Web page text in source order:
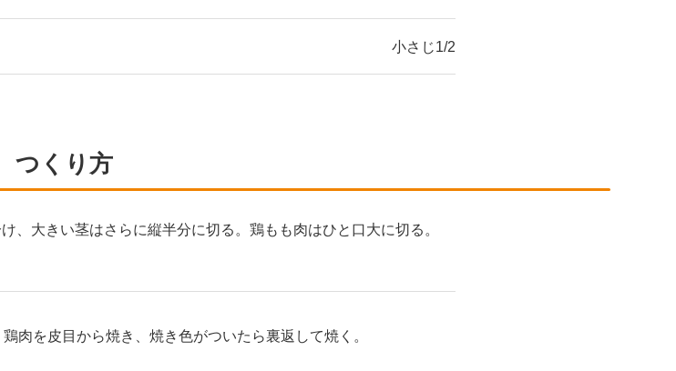
小さじ1/2
つくり方
、大きい茎はさらに縦半分に切る。鶏もも肉はひと口大に切る。
肉を皮目から焼き、焼き色がついたら裏返して焼く。